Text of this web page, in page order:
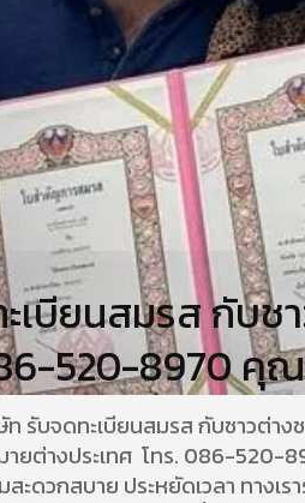
เบียนสมรส กับช
520-8970
รับจดทะเบียนสมรส กับชาวต่าง
ายต่างประเทศ โทร. 086-
ะดวกสบาย ประหยัดเวลา ทางเ